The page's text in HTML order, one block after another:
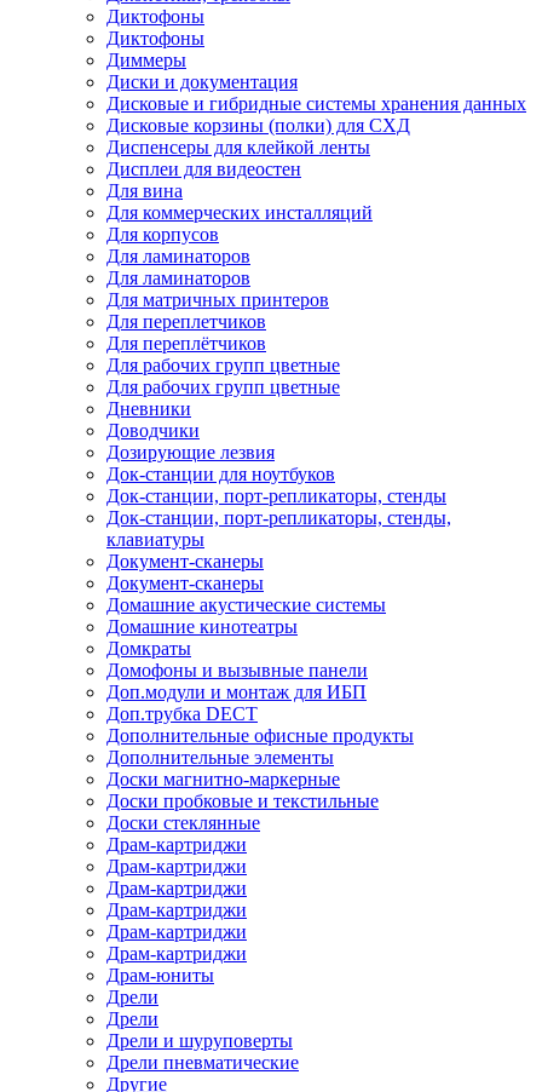
Диктофоны
Диктофоны
Диммеры
Диски и документация
Дисковые и гибридные системы хранения данных
Дисковые корзины (полки) для СХД
Диспенсеры для клейкой ленты
Дисплеи для видеостен
Для вина
Для коммерческих инсталляций
Для корпусов
Для ламинаторов
Для ламинаторов
Для матричных принтеров
Для переплетчиков
Для переплётчиков
Для рабочих групп цветные
Для рабочих групп цветные
Дневники
Доводчики
Дозирующие лезвия
Док-станции для ноутбуков
Док-станции, порт-репликаторы, стенды
Док-станции, порт-репликаторы, стенды,
клавиатуры
Документ-сканеры
Документ-сканеры
Домашние акустические системы
Домашние кинотеатры
Домкраты
Домофоны и вызывные панели
Доп.модули и монтаж для ИБП
Доп.трубка DECT
Дополнительные офисные продукты
Дополнительные элементы
Доски магнитно-маркерные
Доски пробковые и текстильные
Доски стеклянные
Драм-картриджи
Драм-картриджи
Драм-картриджи
Драм-картриджи
Драм-картриджи
Драм-картриджи
Драм-юниты
Дрели
Дрели
Дрели и шуруповерты
Дрели пневматические
Другие